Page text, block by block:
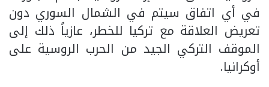
في أي اتفاق سيتم في الشمال السوري دون
تعريض العلاقة مع تركيا للخطر، عازياً ذلك إلى
الموقف التركي الجيد من الحرب الروسية على
أوكرانيا.